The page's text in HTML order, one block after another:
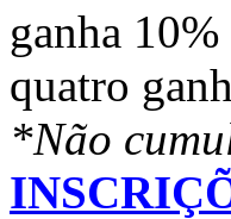
ganha
quatro
*Não